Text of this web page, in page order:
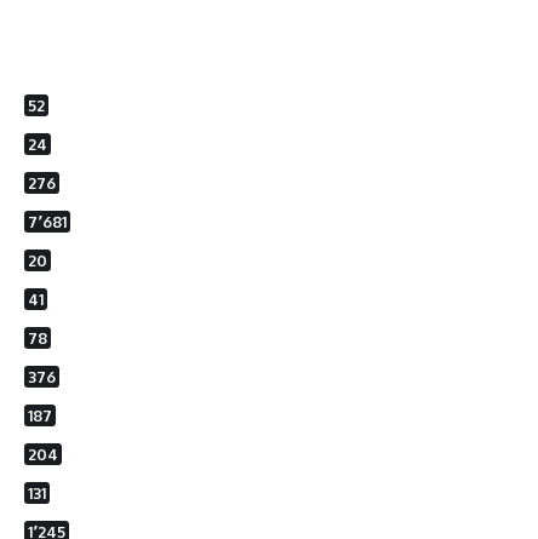
52
24
276
7٬681
20
41
78
376
187
204
131
1٬245